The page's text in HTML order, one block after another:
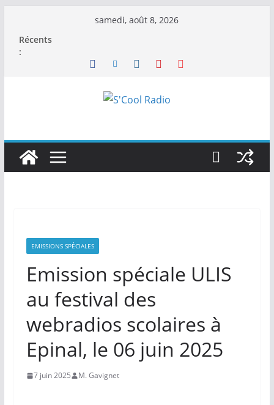
contenu
samedi, août 8, 2026
Récents
:
EMISSIONS SPÉCIALES
Emission spéciale ULIS
au festival des
webradios scolaires à
Epinal, le 06 juin 2025
7 juin 2025 M. Gavignet